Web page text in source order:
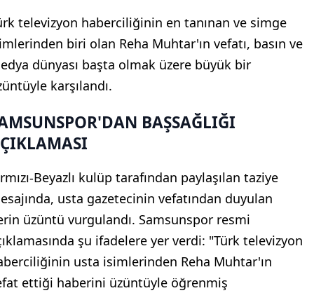
televizyon haberciliğinin en tanınan ve simge
biri olan Reha Muhtar'ın vefatı, basın ve
dünyası başta olmak üzere büyük bir
karşılandı.
BAŞSAĞLIĞI
Beyazlı kulüp tarafından paylaşılan taziye
usta gazetecinin vefatından duyulan
üzüntü vurgulandı. Samsunspor resmi
şu ifadelere yer verdi: "Türk televizyon
usta isimlerinden Reha Muhtar'ın
ettiği haberini üzüntüyle öğrenmiş